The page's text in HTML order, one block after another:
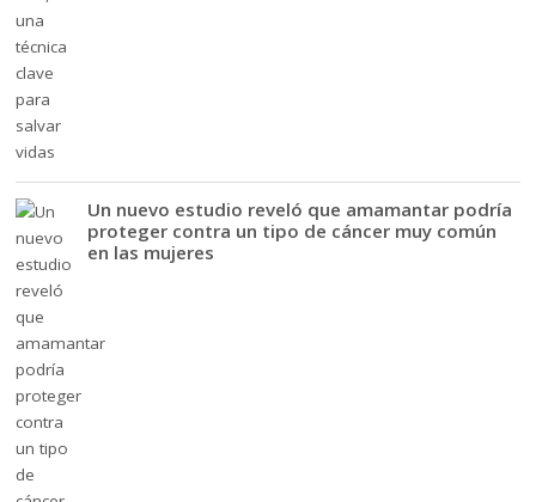
Un nuevo estudio reveló que amamantar podría
proteger contra un tipo de cáncer muy común
en las mujeres